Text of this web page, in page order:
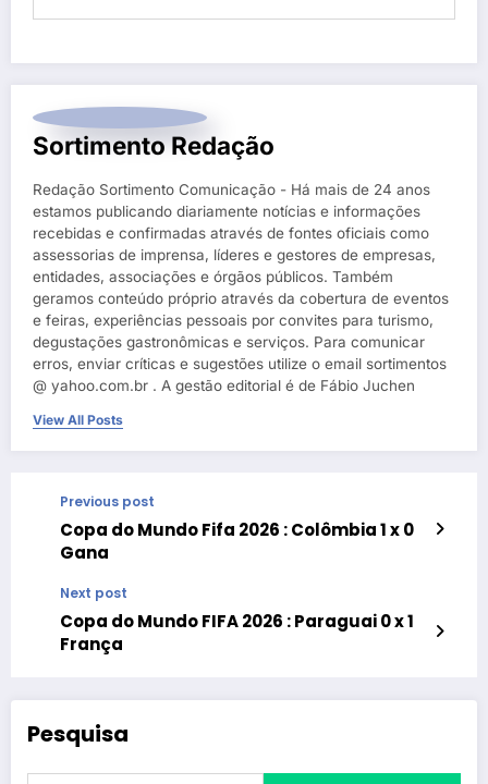
Sortimento Redação
Redação Sortimento Comunicação - Há mais de 24 anos
estamos publicando diariamente notícias e informações
recebidas e confirmadas através de fontes oficiais como
assessorias de imprensa, líderes e gestores de empresas,
entidades, associações e órgãos públicos. Também
geramos conteúdo próprio através da cobertura de eventos
e feiras, experiências pessoais por convites para turismo,
degustações gastronômicas e serviços. Para comunicar
erros, enviar críticas e sugestões utilize o email sortimentos
@ yahoo.com.br . A gestão editorial é de Fábio Juchen
View All Posts
Previous post
Copa do Mundo Fifa 2026 : Colômbia 1 x 0
Gana
Next post
Copa do Mundo FIFA 2026 : Paraguai 0 x 1
França
Pesquisa